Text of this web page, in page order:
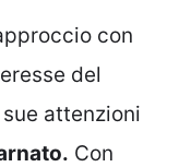
con
del
attenzioni
Con